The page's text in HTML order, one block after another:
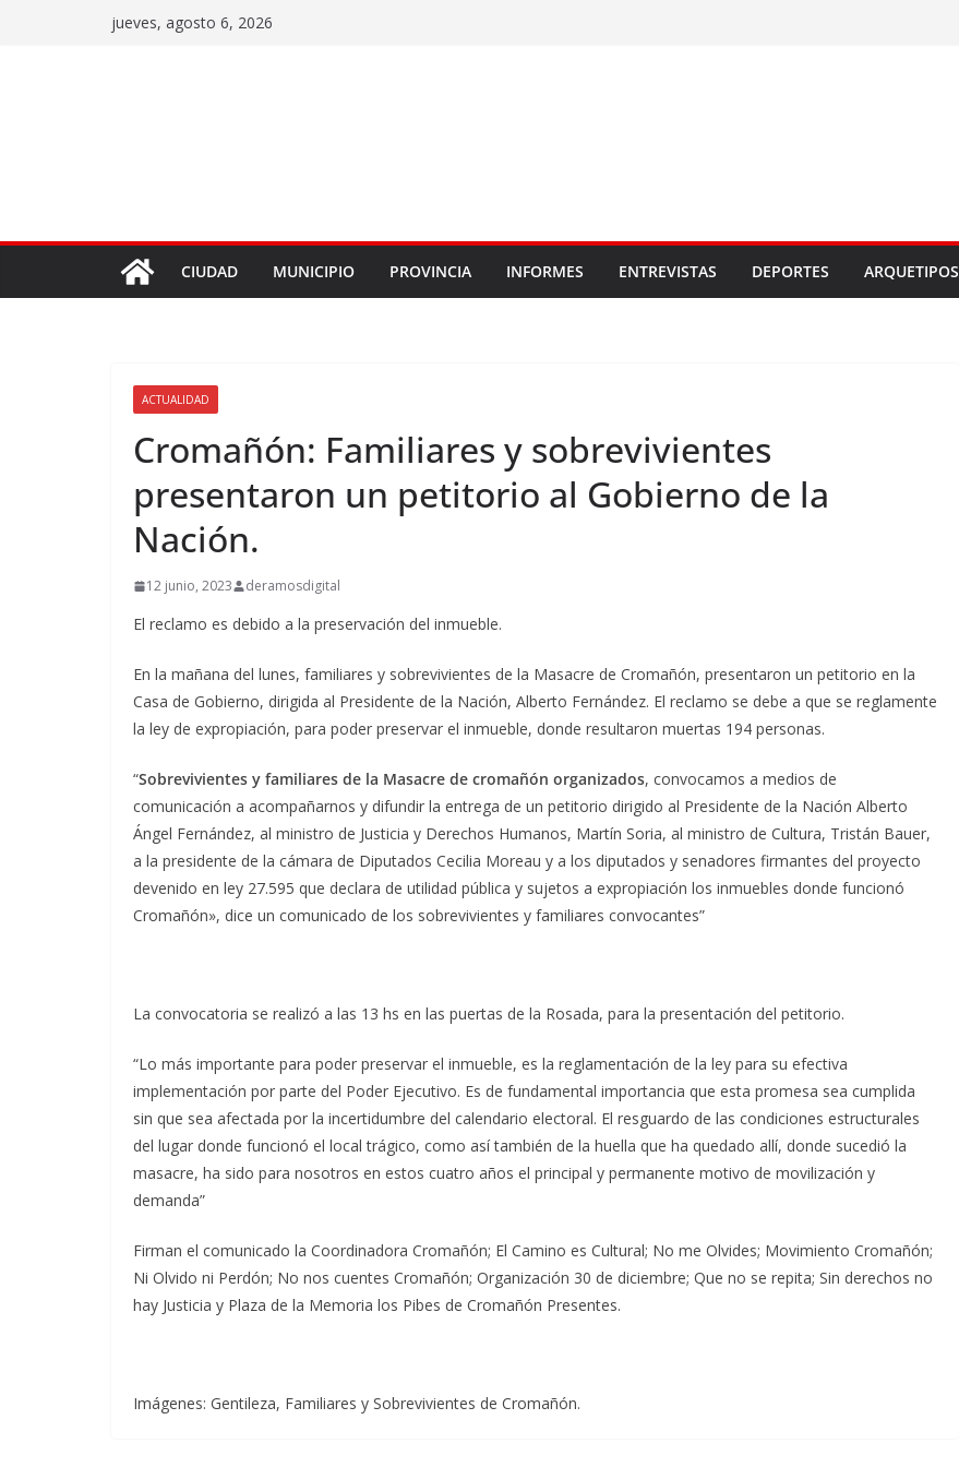
jueves, agosto 6, 2026
CIUDAD MUNICIPIO PROVINCIA INFORMES ENTREVISTAS DEPORTES ARQUETIPOS
ACTUALIDAD
Cromañón: Familiares y sobrevivientes
presentaron un petitorio al Gobierno de la
Nación.
12 junio, 2023 deramosdigital
El reclamo es debido a la preservación del inmueble.
En la mañana del lunes, familiares y sobrevivientes de la Masacre de Cromañón, presentaron un petitorio en la
Casa de Gobierno, dirigida al Presidente de la Nación, Alberto Fernández. El reclamo se debe a que se reglamente
la ley de expropiación, para poder preservar el inmueble, donde resultaron muertas 194 personas.
“Sobrevivientes y familiares de la Masacre de cromañón organizados, convocamos a medios de
comunicación a acompañarnos y difundir la entrega de un petitorio dirigido al Presidente de la Nación Alberto
Ángel Fernández, al ministro de Justicia y Derechos Humanos, Martín Soria, al ministro de Cultura, Tristán Bauer,
a la presidente de la cámara de Diputados Cecilia Moreau y a los diputados y senadores firmantes del proyecto
devenido en ley 27.595 que declara de utilidad pública y sujetos a expropiación los inmuebles donde funcionó
Cromañón», dice un comunicado de los sobrevivientes y familiares convocantes”
La convocatoria se realizó a las 13 hs en las puertas de la Rosada, para la presentación del petitorio.
“Lo más importante para poder preservar el inmueble, es la reglamentación de la ley para su efectiva
implementación por parte del Poder Ejecutivo. Es de fundamental importancia que esta promesa sea cumplida
sin que sea afectada por la incertidumbre del calendario electoral. El resguardo de las condiciones estructurales
del lugar donde funcionó el local trágico, como así también de la huella que ha quedado allí, donde sucedió la
masacre, ha sido para nosotros en estos cuatro años el principal y permanente motivo de movilización y
demanda”
Firman el comunicado la Coordinadora Cromañón; El Camino es Cultural; No me Olvides; Movimiento Cromañón;
Ni Olvido ni Perdón; No nos cuentes Cromañón; Organización 30 de diciembre; Que no se repita; Sin derechos no
hay Justicia y Plaza de la Memoria los Pibes de Cromañón Presentes.
Imágenes: Gentileza, Familiares y Sobrevivientes de Cromañón.